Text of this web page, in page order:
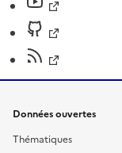
Données ouvertes
Thématiques